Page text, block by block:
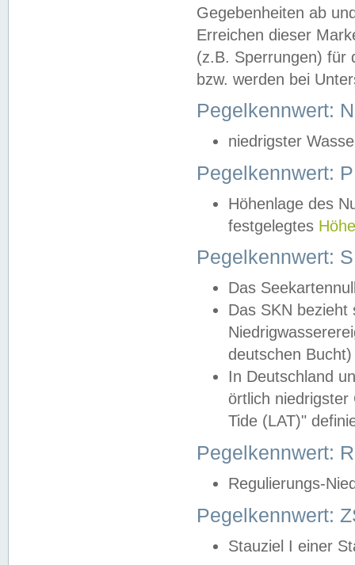
Gegebenheiten ab
Erreichen dieser
(z.B. Sperrungen) für
bzw. werden bei
Pegelkennwert:
niedrigster
Pegelkennwert:
Höhenlage des
festgelegtes
Pegelkennwert:
Das
Das SKN
deutschen
In Deutschland
örtlich
Tide (LAT)"
Pegelkennwert:
Regulierungs-
Pegelkennwert:
Stauziel I einer